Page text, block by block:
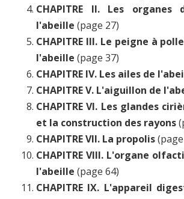
CHAPITRE II. Les
l'abeille (page 27)
CHAPITRE III. Le peigne à
l'abeille (page 37)
CHAPITRE IV. Les ailes de
CHAPITRE V. L'aiguillon de
CHAPITRE VI. Les glandes
et la construction des rayons
CHAPITRE VII. La propolis
CHAPITRE VIII. L'organe
l'abeille (page 64)
CHAPITRE IX. L'appareil